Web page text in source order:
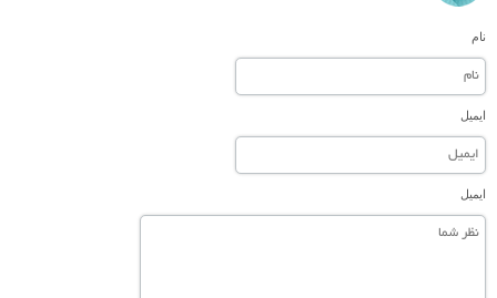
نام
ایمیل
ایمیل